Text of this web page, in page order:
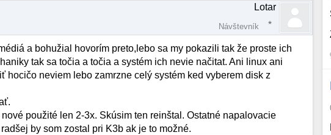
Lotar
Návštevník
a bohužial hovorím preto,lebo sa my pokazili tak že proste ich
tak sa točia a točia a systém ich nevie načitat. Ani linux ani
neviem lebo zamrzne celý systém ked vyberem disk z
použité len 2-3x. Skúsim ten reinštal. Ostatné napalovacie
by som zostal pri K3b ak je to možné.